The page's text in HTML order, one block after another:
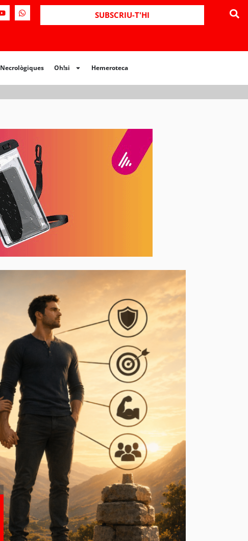
SUBSCRIU-T'HI
Necrològiques Oh!si Hemeroteca